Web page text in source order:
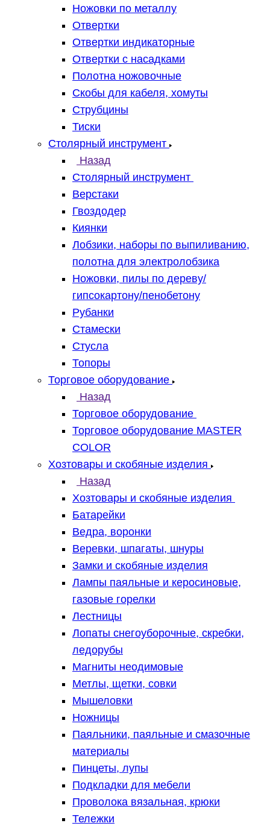
Ножовки по металлу
Отвертки
Отвертки индикаторные
Отвертки с насадками
Полотна ножовочные
Скобы для кабеля, хомуты
Струбцины
Тиски
Столярный инструмент
Назад
Столярный инструмент
Верстаки
Гвоздодер
Киянки
Лобзики, наборы по выпиливанию,
полотна для электролобзика
Ножовки, пилы по дереву/
гипсокартону/пенобетону
Рубанки
Стамески
Стусла
Топоры
Торговое оборудование
Назад
Торговое оборудование
Торговое оборудование MASTER
COLOR
Хозтовары и скобяные изделия
Назад
Хозтовары и скобяные изделия
Батарейки
Ведра, воронки
Веревки, шпагаты, шнуры
Замки и скобяные изделия
Лампы паяльные и керосиновые,
газовые горелки
Лестницы
Лопаты снегоуборочные, скребки,
ледорубы
Магниты неодимовые
Метлы, щетки, совки
Мышеловки
Ножницы
Паяльники, паяльные и смазочные
материалы
Пинцеты, лупы
Подкладки для мебели
Проволока вязальная, крюки
Тележки